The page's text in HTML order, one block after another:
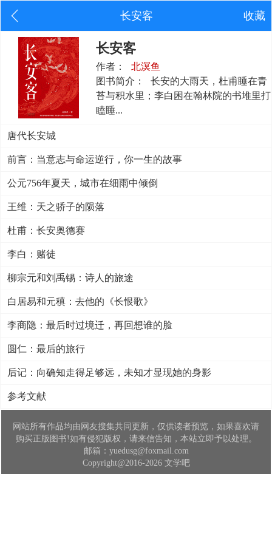
长安客 收藏
长安客
作者：
北溟鱼
图书简介：
长安的大雨天，杜甫睡在青
苔与积水里；李白困在翰林院的书堆里打
瞌睡...
唐代长安城
前言：当意志与命运逆行，你一生的故事
公元756年夏天，城市在细雨中倾倒
王维：天之骄子的陨落
杜甫：长安奥德赛
李白：赌徒
柳宗元和刘禹锡：诗人的旅途
白居易和元稹：去他的《长恨歌》
李商隐：最后时过境迁，再回想谁的脸
圆仁：最后的旅行
后记：向确知走得足够远，未知才显现她的身影
参考文献
网站所有作品均由网友搜集共同更新，仅供读者预览，如果喜欢请
购买正版图书!如有侵犯版权，请来信告知，本站立即予以处理。
邮箱：yuedusg@foxmail.com
Copyright@2016-2026 文学吧